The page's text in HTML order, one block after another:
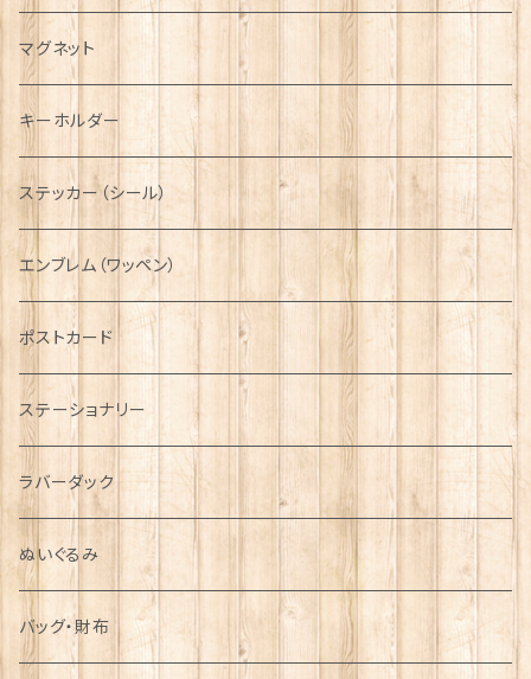
キャスケット
ディアストーカー
ニット帽
タータン【Bronte by Moon】
タータン【Glencroft】
ボタンラップマフラー【Aran Traditions】
サッシュ
スカーフ
ファッションマスク
チャーム
その他のアクセサリー
ラブスプーン【SION LLEWELLYN】
ラブスプーン【PAUL CURTIS】
ファブリック
ペーパーナプキン
ティーコジー
その他テーブルウェア
ジェネラルデザイン
乗り物
動物＆植物
国旗＆紋章
音楽＆楽器
運動＆人物
シンボル
ミリタリー
NAVY
AIRFORCE
ARMY
ピューター
マグネット
キーホルダー
ステッカー（シール）
エンブレム（ワッペン）
ポストカード
ステーショナリー
ラバーダック
ぬいぐるみ
バッグ・財布